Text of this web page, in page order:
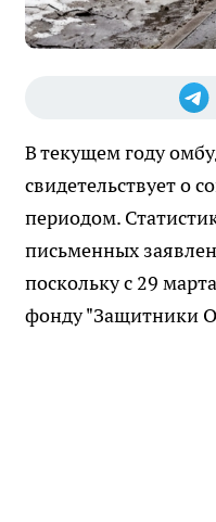
В текущем году
свидетельствует о
периодом.
письменных
поскольку с 29
фонду "Защитники